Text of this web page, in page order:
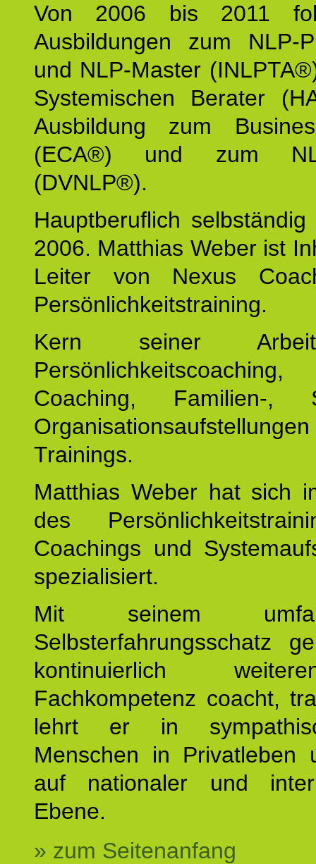
Von 2006 bis 2011
Ausbildungen zum NLP-
und NLP-Master
Systemischen Berater
Ausbildung zum
(ECA®) und zum
(DVNLP®).
Hauptberuflich
2006. Matthias Weber ist
Leiter von Nexus
Persönlichkeitstraining.
Kern seiner
Persönlichkeitscoaching,
Coaching, Familien-,
Trainings.
Matthias Weber hat sich
des
Coachings und
spezialisiert.
Mit seinem
Selbsterfahrungsschatz
kontinuierlich
Fachkompetenz coacht,
lehrt er in
Menschen in Privatleben
auf nationaler und
Ebene.
» zum Seitenanfang